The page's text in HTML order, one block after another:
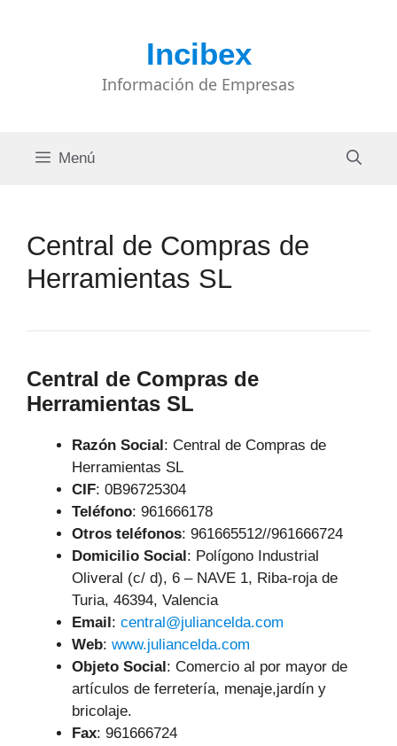
Incibex
Información de Empresas
Menú
Central de Compras de
Herramientas SL
Central de Compras de
Herramientas SL
Razón Social: Central de Compras de
Herramientas SL
CIF: 0B96725304
Teléfono: 961666178
Otros teléfonos: 961665512//961666724
Domicilio Social: Polígono Industrial
Oliveral (c/ d), 6 – NAVE 1, Riba-roja de
Turia, 46394, Valencia
Email: central@juliancelda.com
Web: www.juliancelda.com
Objeto Social: Comercio al por mayor de
artículos de ferretería, menaje,jardín y
bricolaje.
Fax: 961666724